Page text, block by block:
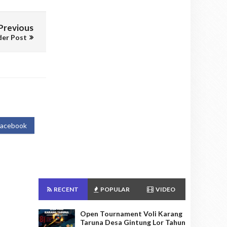
Post
RECENT POPULAR VIDEO
Open Tournament Voli Karang
Taruna Desa Gintung Lor Tahun